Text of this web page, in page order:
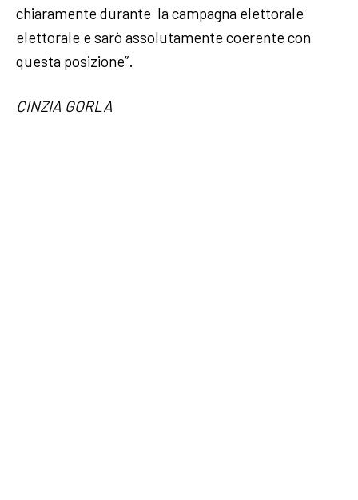
chiaramente durante la campagna elettorale
elettorale e sarò assolutamente coerente con
questa posizione”.
CINZIA GORLA